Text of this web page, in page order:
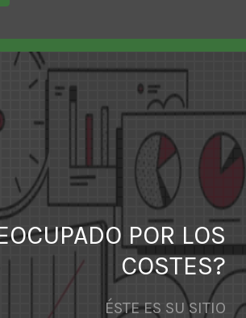
POR LOS
COSTES?
ÉSTE ES SU SITIO